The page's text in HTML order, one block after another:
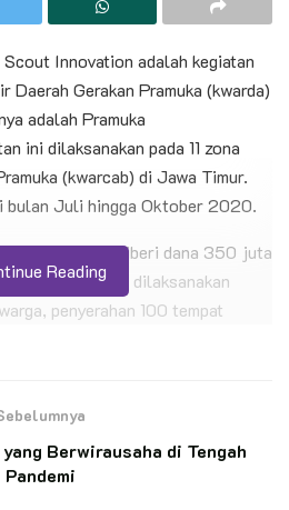
Innovation adalah kegiatan
Daerah Gerakan Pramuka (kwarda)
adalah Pramuka
ini dilaksanakan pada 11 zona
(kwarcab) di Jawa Timur.
bulan Juli hingga Oktober 2020.
kwarcab diberi dana 350 juta
Kegiatan yang dilaksanakan
penyerahan 100 tempat
10 tanaman.
Reading
Berwirausaha di Tengah
Pandemi